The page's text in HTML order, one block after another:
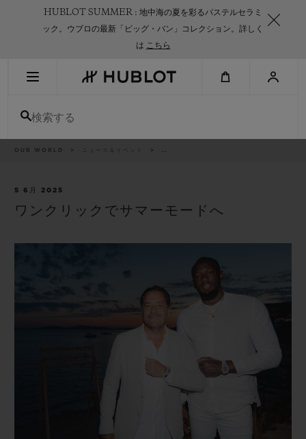
HUBLOT SUMMER : 地中海の夏を彩るパステルセラミ
ック。ウブロの最新「ビッグ・バン」コレクション。詳しく
は こちら
検索する
パ
ト
OUR WORLD ニュース＆イベント ..
5 6月 2025
ワンクリックでサマーモードへ
最近の検索はありません
新作
ピーチセラミック
バン
エッセンシャル
オンライン限